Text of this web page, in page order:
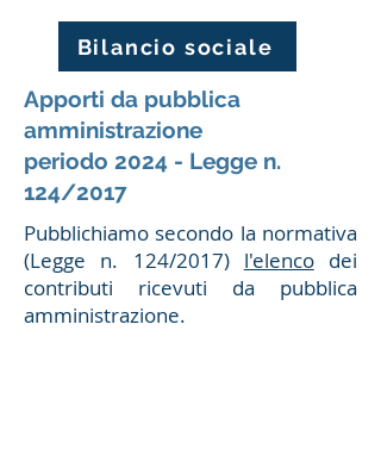
Bilancio sociale
Apporti da pubblica
amministrazione
periodo 2024 - Legge n.
124/2017
Pubblichiamo secondo la normativa
(Legge n. 124/2017) l'elencodei
contributi ricevuti da pubblica
amministrazione.